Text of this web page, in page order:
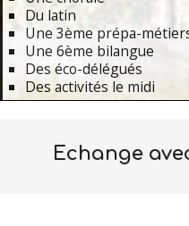
Du latin
Une 3ème prépa-
Une 6ème bilangue
Des éco-délégués
Des activités le midi
Echange